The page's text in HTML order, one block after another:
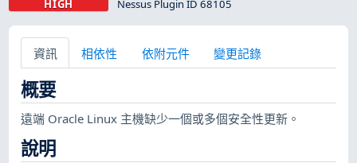
HIGH Nessus Plugin ID 68105
資訊 相依性 依附元件 變更記錄
概要
遠端 Oracle Linux 主機缺少一個或多個安全性更新。
說明